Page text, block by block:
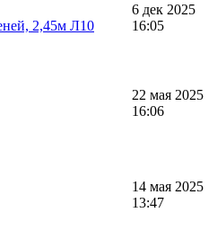
2,45м Л10
6 дек 2025
16:05
22 мая 2025
16:06
14 мая 2025
13:47